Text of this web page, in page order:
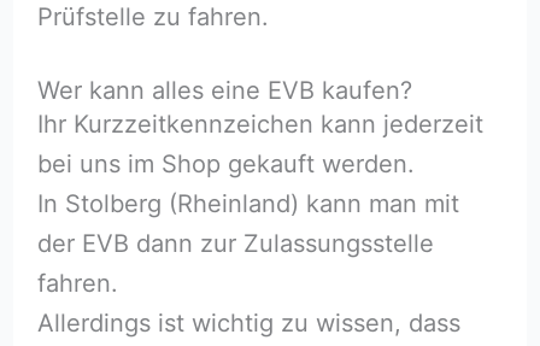
Prüfstelle zu fahren.
Wer kann alles eine EVB kaufen?
Ihr Kurzzeitkennzeichen kann jederzeit
bei uns im Shop gekauft werden.
In Stolberg (Rheinland) kann man mit
der EVB dann zur Zulassungsstelle
fahren.
Allerdings ist wichtig zu wissen, dass